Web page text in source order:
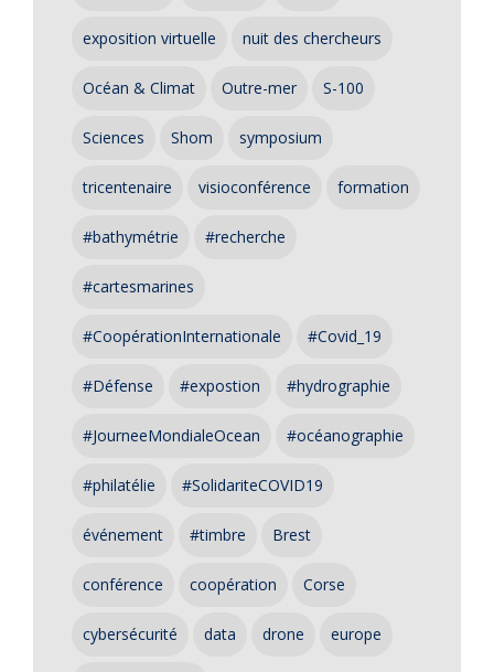
exposition virtuelle nuit des chercheurs
Océan & Climat Outre-mer S-100
Sciences Shom symposium
tricentenaire visioconférence formation
#bathymétrie #recherche
#cartesmarines
#CoopérationInternationale #Covid_19
#Défense #expostion #hydrographie
#JourneeMondialeOcean #océanographie
#philatélie #SolidariteCOVID19
événement #timbre Brest
conférence coopération Corse
cybersécurité data drone europe